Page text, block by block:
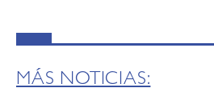
MÁS NOTICIAS: